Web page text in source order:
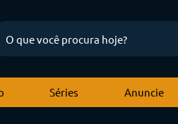
Séries Anuncie